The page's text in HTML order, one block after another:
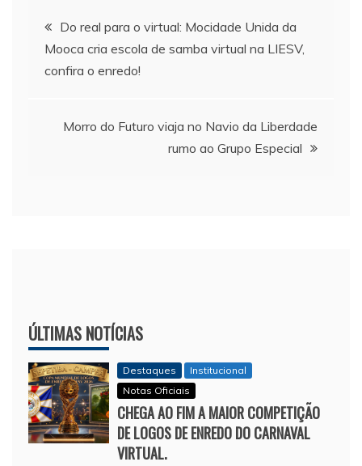
Navegação
de
Do real para o virtual: Mocidade Unida da
Mooca cria escola de samba virtual na LIESV,
confira o enredo!
Morro do Futuro viaja no Navio da Liberdade
rumo ao Grupo Especial
ÚLTIMAS NOTÍCIAS
Destaques
Institucional
Notas Oficiais
CHEGA AO FIM A MAIOR COMPETIÇÃO
DE LOGOS DE ENREDO DO CARNAVAL
VIRTUAL.